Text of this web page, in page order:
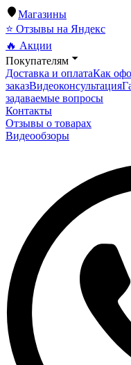
Магазины
⭐ Отзывы на Яндекс
🔥 Акции
Покупателям
Доставка и оплатаКак
заказВидеоконсультация
задаваемые вопросы
Контакты
Отзывы о товарах
Видеообзоры